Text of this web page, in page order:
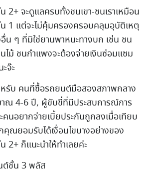
2+ จะดูแลครบทั้งชนเขา-ชนเราเหมือน
1 แต่จะไม่คุ้มครองครอบคลุมอุบัติเหตุ
น ๆ ที่มิใช่ยานพาหนะทางบก เช่น ชน
ม้ ชนกำแพงจะต้องจ่ายเงินซ่อมแซม
จ๊ะ
หรับ คนที่ซื้อรถยนต์มือสองสภาพกลาง
าณ 4-6 ปี, ผู้ขับขี่ที่มีประสบการณ์การ
นอยากจ่ายเบี้ยประกันถูกลงเมื่อเทียบ
ณยอมรับได้เงื่อนไขบางอย่างของ
ก็แนะนำให้ทำเลยค่ะ
ต์ชั้น 3 พลัส